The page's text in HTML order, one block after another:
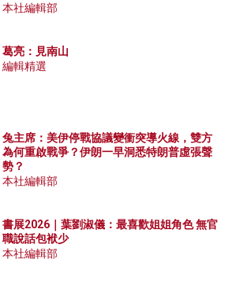
本社編輯部
葛亮：見南山
編輯精選
兔主席：美伊停戰協議變衝突導火線，雙方
為何重啟戰爭？伊朗一早洞悉特朗普虛張聲
勢？
本社編輯部
書展2026｜葉劉淑儀：最喜歡姐姐角色 無官
職說話包袱少
本社編輯部